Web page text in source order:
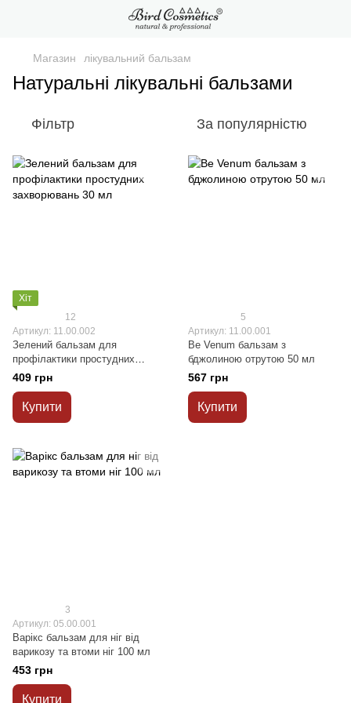
Магазин лікувальний бальзам
Натуральні лікувальні бальзами
Фільтр За популярністю
Хіт
12
Артикул: 11.00.002
Зелений бальзам для
профілактики простудних
захворювань 30 мл
409 грн
Купити
5
Артикул: 11.00.001
Be Venum бальзам з
бджолиною отрутою 50 мл
567 грн
Купити
3
Артикул: 05.00.001
Варікс бальзам для ніг від
варикозу та втоми ніг 100 мл
453 грн
Купити